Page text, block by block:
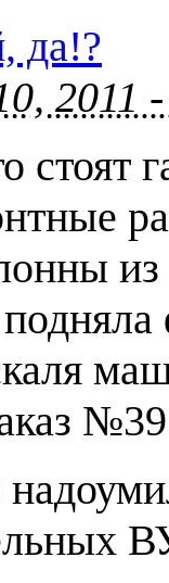
да!?
2011
стоят
из